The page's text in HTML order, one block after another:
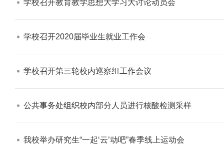
学校召开教育教学思想大学习大讨论动员会​
学校召开2020届毕业生就业工作会​
学校召开第三轮校内巡察组工作会议​
公共事务处组织校内部分人员进行核酸检测采样​
我校举办研究生“一起‘云’动吧”春季线上运动会​